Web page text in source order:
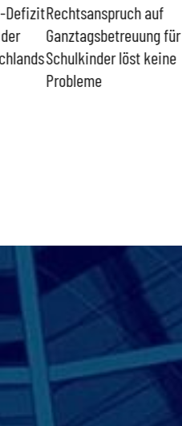
DefizitRechtsanspruch auf
Ganztagsbetreuung für
Schulkinder löst keine
Probleme